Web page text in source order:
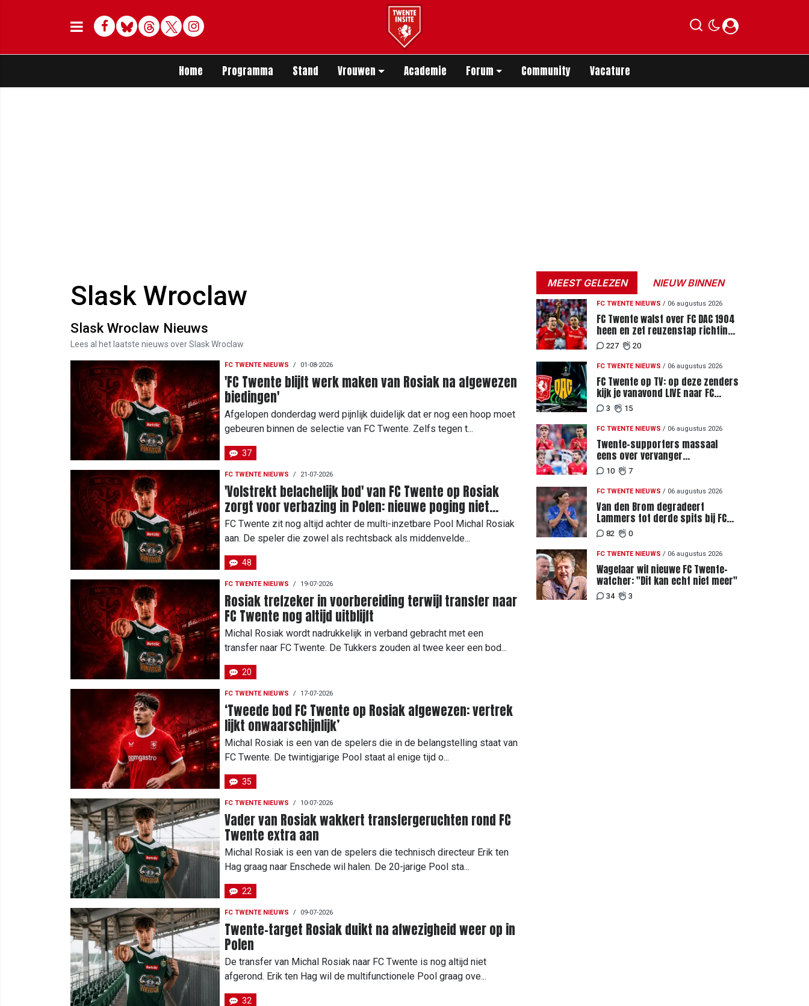
Facebook
BlueskyThreadsTwitterDelen op Whatsapp
Home Programma Stand Vrouwen Academie Forum Community Vacature
Slask Wroclaw
Slask Wroclaw Nieuws
Lees al het laatste nieuws over Slask Wroclaw
FC TWENTE NIEUWS / 01-08-2026
'FC Twente blijft werk maken van Rosiak na afgewezen
biedingen'
Afgelopen donderdag werd pijnlijk duidelijk dat er nog een hoop moet
gebeuren binnen de selectie van FC Twente. Zelfs tegen t...
37
FC TWENTE NIEUWS / 21-07-2026
'Volstrekt belachelijk bod' van FC Twente op Rosiak
zorgt voor verbazing in Polen: nieuwe poging niet
uitgesloten
FC Twente zit nog altijd achter de multi-inzetbare Pool Michal Rosiak
aan. De speler die zowel als rechtsback als middenvelde...
48
FC TWENTE NIEUWS / 19-07-2026
Rosiak trefzeker in voorbereiding terwijl transfer naar
FC Twente nog altijd uitblijft
Michal Rosiak wordt nadrukkelijk in verband gebracht met een
transfer naar FC Twente. De Tukkers zouden al twee keer een bod...
20
FC TWENTE NIEUWS / 17-07-2026
‘Tweede bod FC Twente op Rosiak afgewezen: vertrek
lijkt onwaarschijnlijk’
Michal Rosiak is een van de spelers die in de belangstelling staat van
FC Twente. De twintigjarige Pool staat al enige tijd o...
35
FC TWENTE NIEUWS / 10-07-2026
Vader van Rosiak wakkert transfergeruchten rond FC
Twente extra aan
Michal Rosiak is een van de spelers die technisch directeur Erik ten
Hag graag naar Enschede wil halen. De 20-jarige Pool sta...
22
FC TWENTE NIEUWS / 09-07-2026
Twente-target Rosiak duikt na afwezigheid weer op in
Polen
De transfer van Michal Rosiak naar FC Twente is nog altijd niet
afgerond. Erik ten Hag wil de multifunctionele Pool graag ove...
32
MEEST GELEZEN NIEUW BINNEN
FC TWENTE NIEUWS / 06 augustus 2026
FC Twente walst over FC DAC 1904
heen en zet reuzenstap richting
de play-offs
227 20
FC TWENTE NIEUWS / 06 augustus 2026
FC Twente op TV: op deze zenders
kijk je vanavond LIVE naar FC
Twente - FC DAC 04
3 15
FC TWENTE NIEUWS / 06 augustus 2026
Twente-supporters massaal
eens over vervanger
geblesseerde Lemkin tegen FC
DAC 04
10 7
FC TWENTE NIEUWS / 06 augustus 2026
Van den Brom degradeert
Lammers tot derde spits bij FC
Twente
82 0
FC TWENTE NIEUWS / 06 augustus 2026
Wagelaar wil nieuwe FC Twente-
watcher: "Dit kan echt niet meer"
34 3